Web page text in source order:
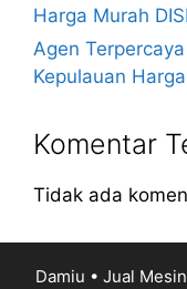
Harga Murah
Agen
Kepulauan
Komentar
Tidak ada
Damiu • Jual